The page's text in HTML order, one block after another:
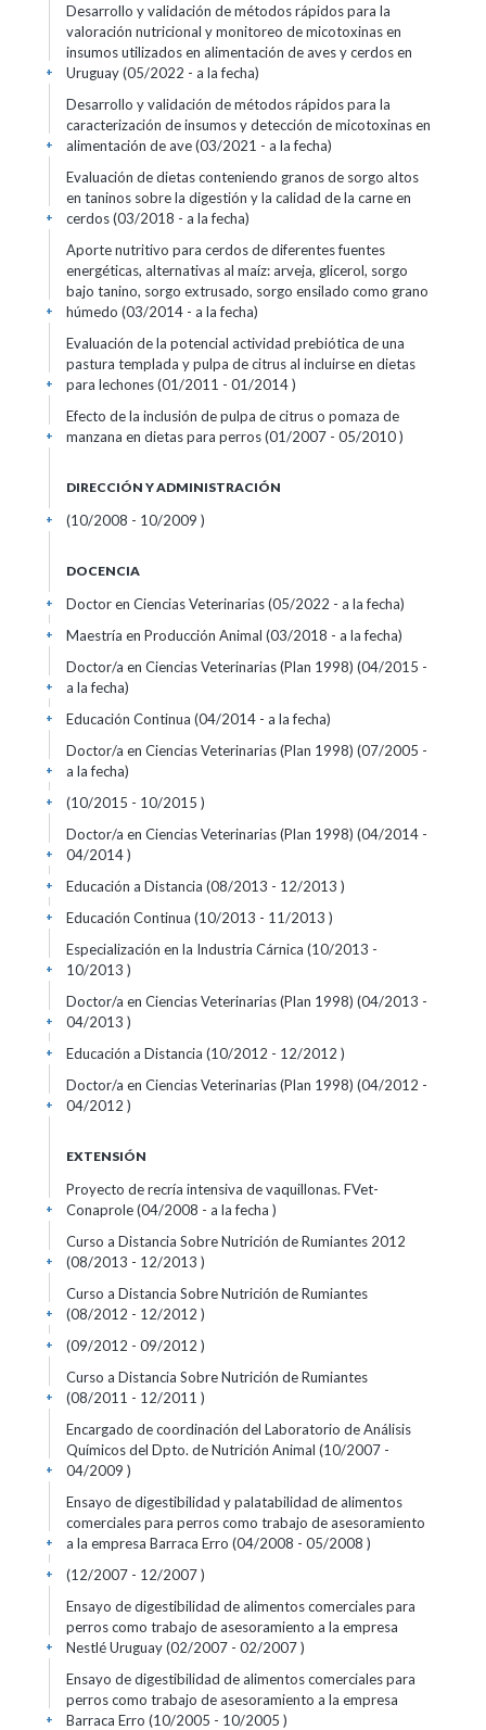
Desarrollo y validación de métodos rápidos para la
valoración nutricional y monitoreo de micotoxinas en
insumos utilizados en alimentación de aves y cerdos en
Uruguay (05/2022 - a la fecha)
+
Desarrollo y validación de métodos rápidos para la
caracterización de insumos y detección de micotoxinas en
alimentación de ave (03/2021 - a la fecha)
+
Evaluación de dietas conteniendo granos de sorgo altos
en taninos sobre la digestión y la calidad de la carne en
cerdos (03/2018 - a la fecha)
+
Aporte nutritivo para cerdos de diferentes fuentes
energéticas, alternativas al maíz: arveja, glicerol, sorgo
bajo tanino, sorgo extrusado, sorgo ensilado como grano
húmedo (03/2014 - a la fecha)
+
Evaluación de la potencial actividad prebiótica de una
pastura templada y pulpa de citrus al incluirse en dietas
para lechones (01/2011 - 01/2014 )
+
Efecto de la inclusión de pulpa de citrus o pomaza de
manzana en dietas para perros (01/2007 - 05/2010 )
+
DIRECCIÓN Y ADMINISTRACIÓN
(10/2008 - 10/2009 )
+
DOCENCIA
Doctor en Ciencias Veterinarias (05/2022 - a la fecha)
+
Maestría en Producción Animal (03/2018 - a la fecha)
+
Doctor/a en Ciencias Veterinarias (Plan 1998) (04/2015 -
a la fecha)
+
Educación Continua (04/2014 - a la fecha)
+
Doctor/a en Ciencias Veterinarias (Plan 1998) (07/2005 -
a la fecha)
+
(10/2015 - 10/2015 )
+
Doctor/a en Ciencias Veterinarias (Plan 1998) (04/2014 -
04/2014 )
+
Educación a Distancia (08/2013 - 12/2013 )
+
Educación Continua (10/2013 - 11/2013 )
+
Especialización en la Industria Cárnica (10/2013 -
10/2013 )
+
Doctor/a en Ciencias Veterinarias (Plan 1998) (04/2013 -
04/2013 )
+
Educación a Distancia (10/2012 - 12/2012 )
+
Doctor/a en Ciencias Veterinarias (Plan 1998) (04/2012 -
04/2012 )
+
EXTENSIÓN
Proyecto de recría intensiva de vaquillonas. FVet-
Conaprole (04/2008 - a la fecha )
+
Curso a Distancia Sobre Nutrición de Rumiantes 2012
(08/2013 - 12/2013 )
+
Curso a Distancia Sobre Nutrición de Rumiantes
(08/2012 - 12/2012 )
+
(09/2012 - 09/2012 )
+
Curso a Distancia Sobre Nutrición de Rumiantes
(08/2011 - 12/2011 )
+
Encargado de coordinación del Laboratorio de Análisis
Químicos del Dpto. de Nutrición Animal (10/2007 -
04/2009 )
+
Ensayo de digestibilidad y palatabilidad de alimentos
comerciales para perros como trabajo de asesoramiento
a la empresa Barraca Erro (04/2008 - 05/2008 )
+
(12/2007 - 12/2007 )
+
Ensayo de digestibilidad de alimentos comerciales para
perros como trabajo de asesoramiento a la empresa
Nestlé Uruguay (02/2007 - 02/2007 )
+
Ensayo de digestibilidad de alimentos comerciales para
perros como trabajo de asesoramiento a la empresa
Barraca Erro (10/2005 - 10/2005 )
+